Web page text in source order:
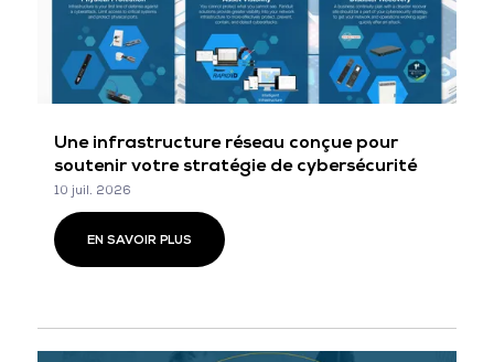
Une infrastructure réseau conçue pour
soutenir votre stratégie de cybersécurité
10 juil. 2026
EN SAVOIR PLUS